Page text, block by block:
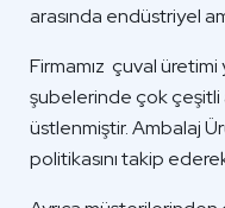
arasında endüstriyel
Firmamız çuval üretimi
şubelerinde çok çeşitli
üstlenmiştir. Ambalaj
politikasını takip